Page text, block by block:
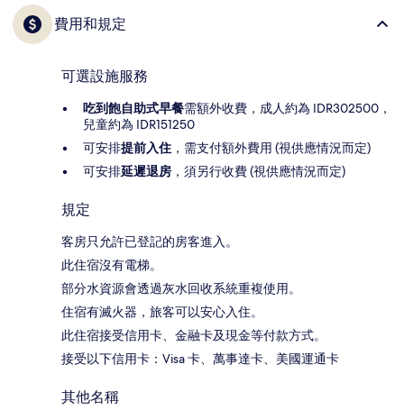
費用和規定
可選設施服務
吃到飽自助式早餐需額外收費，成人約為 IDR302500，
兒童約為 IDR151250
可安排提前入住 ，需支付額外費用 (視供應情況而定)
可安排延遲退房 ，須另行收費 (視供應情況而定)
規定
客房只允許已登記的房客進入。
此住宿沒有電梯。
部分水資源會透過灰水回收系統重複使用。
住宿有滅火器，旅客可以安心入住。
此住宿接受信用卡、金融卡及現金等付款方式。
接受以下信用卡：Visa 卡、萬事達卡、美國運通卡
其他名稱